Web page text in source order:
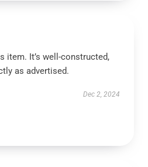
item. It’s well-constructed,
as advertised.
Dec 2, 2024